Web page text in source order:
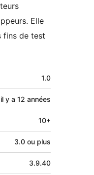
Elle
fins de test
1.0
il y a 12 années
10+
3.0 ou plus
3.9.40